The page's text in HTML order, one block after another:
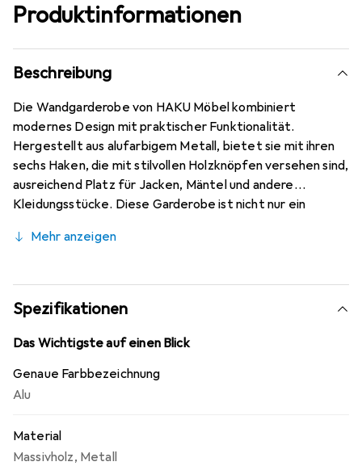
Produktinformationen
Beschreibung
Die Wandgarderobe von HAKU Möbel kombiniert
modernes Design mit praktischer Funktionalität.
Hergestellt aus alufarbigem Metall, bietet sie mit ihren
sechs Haken, die mit stilvollen Holzknöpfen versehen sind,
ausreichend Platz für Jacken, Mäntel und andere
Kleidungsstücke. Diese Garderobe ist nicht nur ein
Element für Eingangsbereiche, Flure oder Garderoben.
sorgt für eine ansprechende Optik und gewährleistet
Langlebigkeit. Mit kompakten Abmessungen fügt sich die
Wandgarderobe harmonisch in verschiedene
Raumkonzepte ein und trägt zur Ordnung bei, indem sie
Sie ist ideal für alle, die Wert auf Stil und Funktionalität
legen.
Mehr anzeigen
Spezifikationen
Das Wichtigste auf einen Blick
Genaue Farbbezeichnung
Alu
Material
Massivholz, Metall